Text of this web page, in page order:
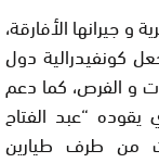
جيرانها الأفارقة،
كونفيدرالية دول
و الفرص، كما دعم
يقوده “عبد الفتاح
من طرف طيارين